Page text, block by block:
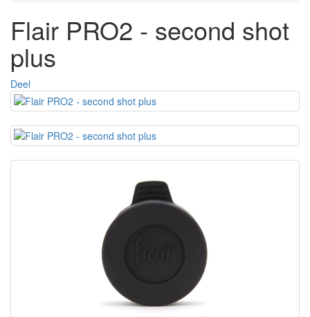
Flair PRO2 - second shot
plus
Deel